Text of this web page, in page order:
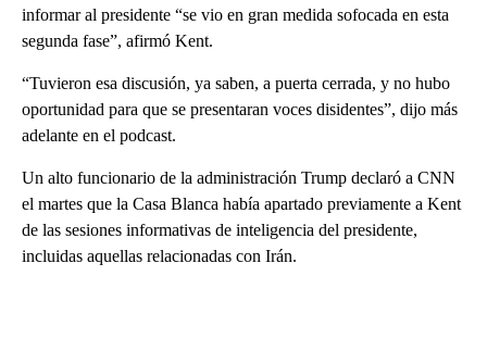
informar al presidente “se vio en gran medida sofocada en esta
segunda fase”, afirmó Kent.
“Tuvieron esa discusión, ya saben, a puerta cerrada, y no hubo
oportunidad para que se presentaran voces disidentes”, dijo más
adelante en el podcast.
Un alto funcionario de la administración Trump declaró a CNN
el martes que la Casa Blanca había apartado previamente a Kent
de las sesiones informativas de inteligencia del presidente,
incluidas aquellas relacionadas con Irán.